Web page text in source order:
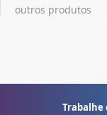
outros produtos
Trabalhe